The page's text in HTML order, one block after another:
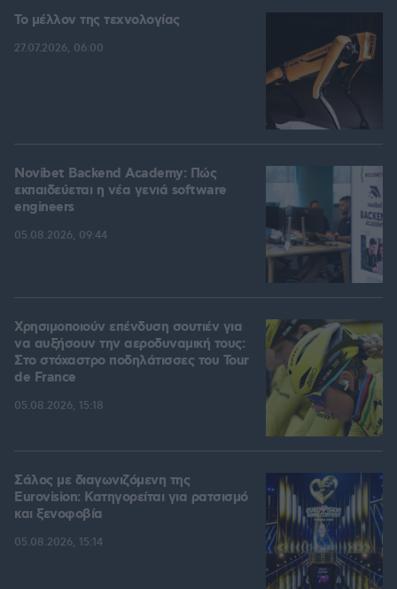
Το μέλλον της τεχνολογίας
27.07.2026, 06:00
Novibet Backend Academy: Πώς
εκπαιδεύεται η νέα γενιά software
engineers
05.08.2026, 09:44
Χρησιμοποιούν επένδυση σουτιέν για
να αυξήσουν την αεροδυναμική τους:
Στο στόχαστρο ποδηλάτισσες του Tour
de France
05.08.2026, 15:18
Σάλος με διαγωνιζόμενη της
Eurovision: Κατηγορείται για ρατσισμό
και ξενοφοβία
05.08.2026, 15:14